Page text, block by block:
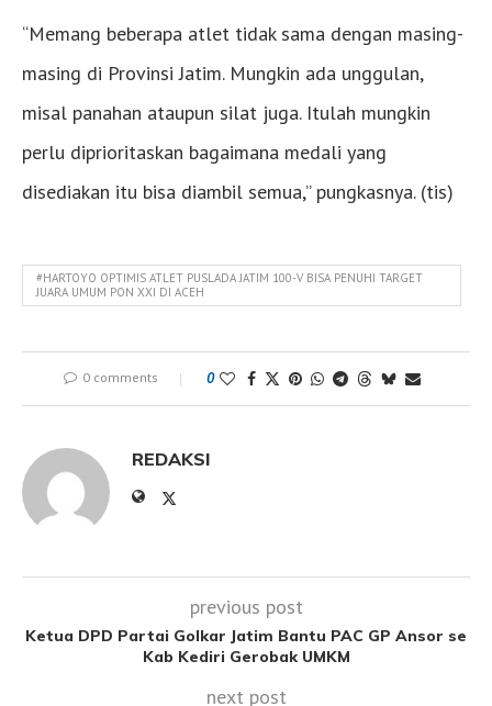
“Memang beberapa atlet tidak sama dengan masing-
masing di Provinsi Jatim. Mungkin ada unggulan,
misal panahan ataupun silat juga. Itulah mungkin
perlu diprioritaskan bagaimana medali yang
disediakan itu bisa diambil semua,” pungkasnya. (tis)
#HARTOYO OPTIMIS ATLET PUSLADA JATIM 100-V BISA PENUHI TARGET
JUARA UMUM PON XXI DI ACEH
0 comments 0
REDAKSI
previous post
Ketua DPD Partai Golkar Jatim Bantu PAC GP Ansor se
Kab Kediri Gerobak UMKM
next post